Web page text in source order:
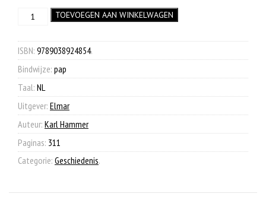
was:
€ 19,95.
is:
€ 7,90.
Franciscus
aantal
TOEVOEGEN AAN WINKELWAGEN
ISBN: 9789038924854.
Bindwijze: pap
Taal: NL
Uitgever: Elmar
Auteur: Karl Hammer
Paginas: 311
Categorie: Geschiedenis.